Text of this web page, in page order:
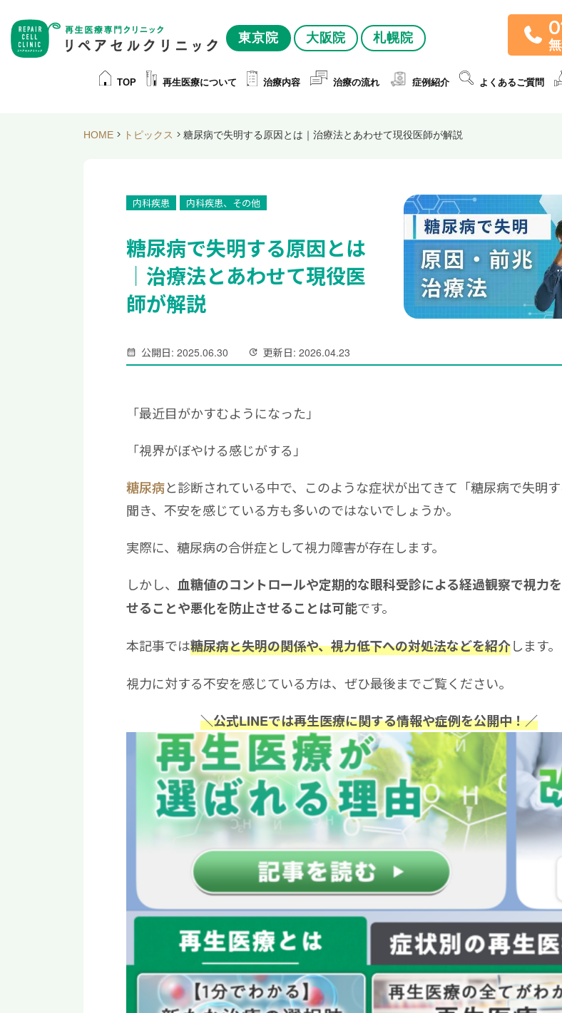
東京院 大阪院 札幌院
TOP 再生医療について 治療内容 治療の流れ 症例紹介 よくあるご質問
HOME トピックス 糖尿病で失明する原因とは｜治療法とあわせて現役医師が解説
内科疾患 内科疾患、その他
糖尿病で失明する原因とは
｜治療法とあわせて現役医
師が解説
公開日: 2025.06.30 更新日: 2026.04.23
「最近目がかすむようになった」
「視界がぼやける感じがする」
糖尿病と診断されている中で、このような症状が出てきて「糖尿病で失明
聞き、不安を感じている方も多いのではないでしょうか。
実際に、糖尿病の合併症として視力障害が存在します。
しかし、 血糖値のコントロールや定期的な眼科受診による経過観察で視力
せることや悪化を防止させることは可能です。
本記事では糖尿病と失明の関係や、視力低下への対処法などを紹介します。
視力に対する不安を感じている方は、ぜひ最後までご覧ください。
＼公式LINEでは再生医療に関する情報や症例を公開中！／